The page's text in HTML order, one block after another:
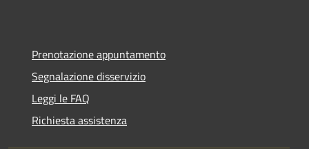
Prenotazione appuntamento
Segnalazione disservizio
Leggi le FAQ
Richiesta assistenza